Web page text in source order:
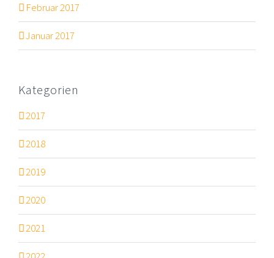
Februar 2017
Januar 2017
Kategorien
2017
2018
2019
2020
2021